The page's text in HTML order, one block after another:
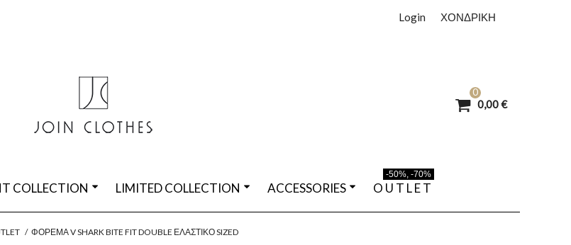
ΧΟΝΔΡΙΚΗ
Login
0
0,00 €
COLLECTION LIMITED COLLECTION ACCESSORIES O U T L E T
-50%, -70%
/ ΦΌΡΕΜΑ V SHARK BITE FIT DOUBLE ΕΛΑΣΤΙΚΌ SIZED